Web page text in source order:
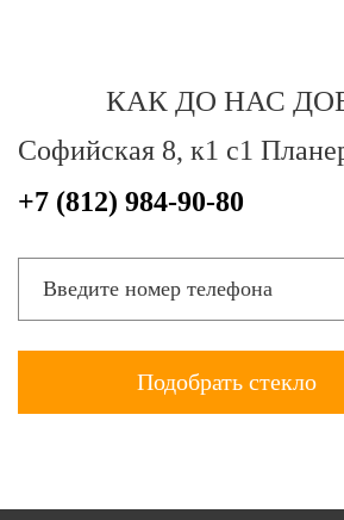
КАК ДО НАС
Софийская 8, к1 с1
+7 (812) 984-90-80